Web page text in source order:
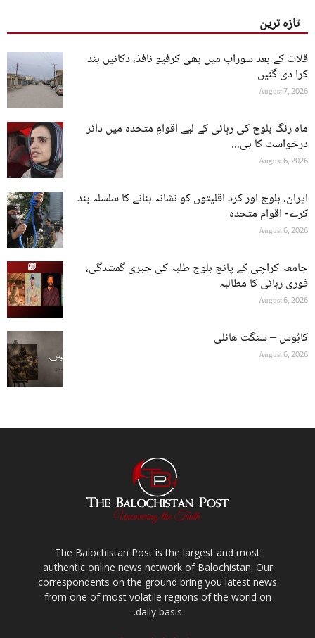
تازہ ترین
قلات کے بعد سوراب میں بھی کرفیو نافذ، دکانیں بند
کرا دی گئیں
August 7, 2026
ماہ رنگ بلوچ کی رہائی کے لیے اقوامِ متحدہ میں دائر
درخواست کا بی...
August 6, 2026
ایران، بلوچ اور کرد اقلیتوں کو نشانہ بنانے کا سلسلہ بند
کرے- اقوام متحدہ
August 6, 2026
جامعہ کراچی کے پانچ بلوچ طلبہ کی جبری گمشدگی،
فوری رہائی کا مطالبہ
August 6, 2026
کابُوس – سنگت ھانلی
August 6, 2026
The Balochistan Post is the largest and most
authentic online news network of Balochistan. Our
correspondents on the ground bring you latest news
from one of most volatile regions of the world on
daily basis.